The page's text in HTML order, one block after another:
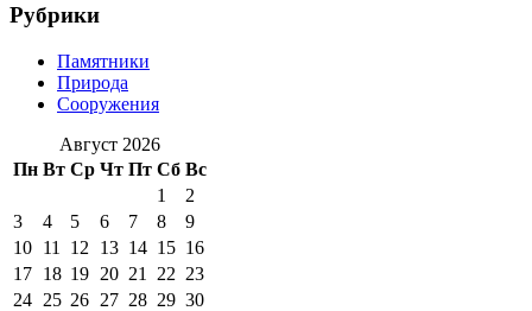
Рубрики
Памятники
Природа
Сооружения
Август 2026
Пн Вт Ср Чт Пт Сб Вс
1
2
3
4 5 6 7 8
9
10 11 12 13 14 15 16
17 18 19 20 21 22 23
24 25 26 27 28 29 30